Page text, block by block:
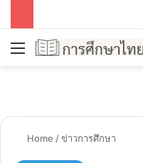
Menu
Home /ข่าวการศึกษา